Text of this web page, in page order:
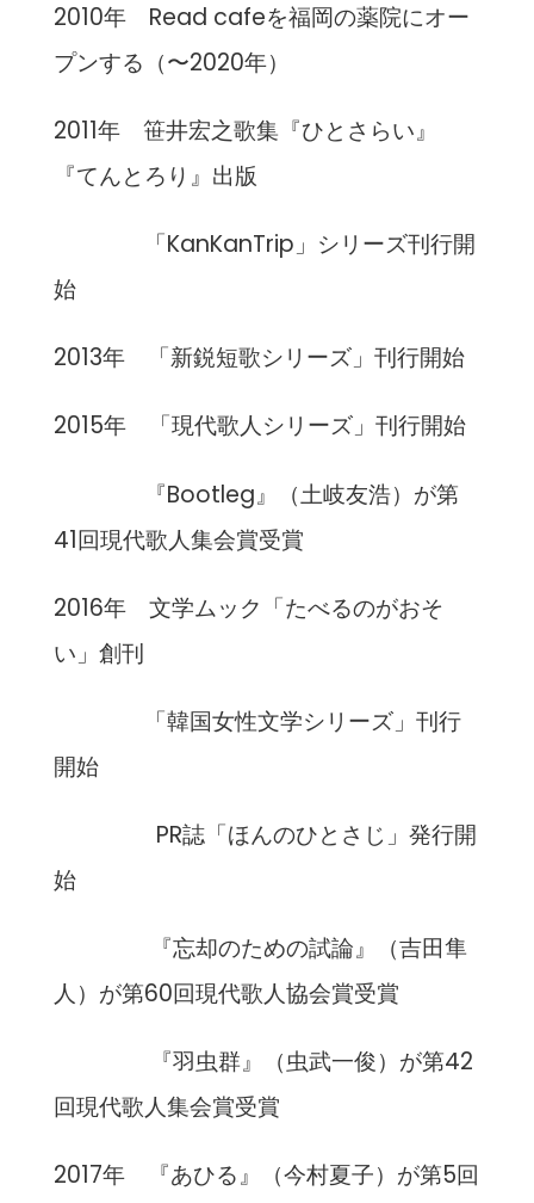
2010年 Read cafeを福岡の薬院にオー
プンする（〜2020年）
2011年 笹井宏之歌集『ひとさらい』
『てんとろり』出版
「KanKanTrip」シリーズ刊行開
始
2013年 「新鋭短歌シリーズ」刊行開始
2015年 「現代歌人シリーズ」刊行開始
『Bootleg』（土岐友浩）が第
41回現代歌人集会賞受賞
2016年 文学ムック「たべるのがおそ
い」創刊
「韓国女性文学シリーズ」刊行
開始
PR誌「ほんのひとさじ」発行開
始
『忘却のための試論』（吉田隼
人）が第60回現代歌人協会賞受賞
『羽虫群』（虫武一俊）が第42
回現代歌人集会賞受賞
2017年 『あひる』（今村夏子）が第5回